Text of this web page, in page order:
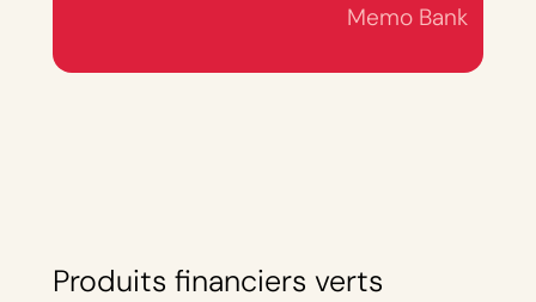
Memo Bank
Produits financiers verts